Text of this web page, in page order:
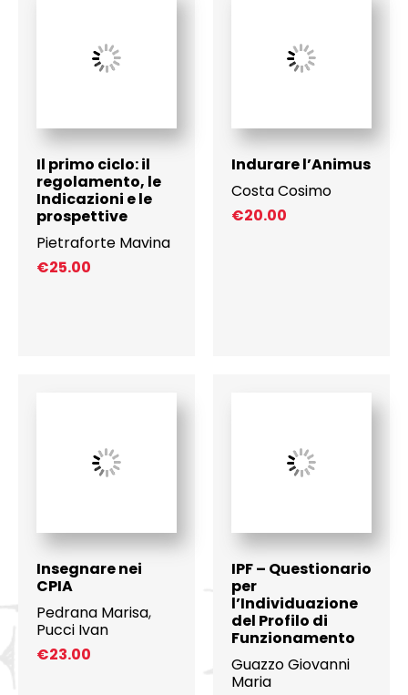
Il primo ciclo: il
regolamento, le
Indicazioni e le
prospettive
Pietraforte Mavina
€25.00
Indurare l’Animus
Costa Cosimo
€20.00
Insegnare nei
CPIA
Pedrana Marisa,
Pucci Ivan
€23.00
IPF – Questionario
per
l’Individuazione
del Profilo di
Funzionamento
Guazzo Giovanni
Maria